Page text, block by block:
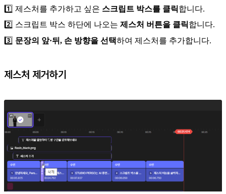
1️⃣ 제스처를 추가하고 싶은 스크립트 박스를 클릭합니다.
2️⃣ 스크립트 박스 하단에 나오는 제스처 버튼을 클릭합니다.
3️⃣ 문장의 앞·뒤, 손 방향을 선택하여 제스처를 추가합니다.
제스처 제거하기